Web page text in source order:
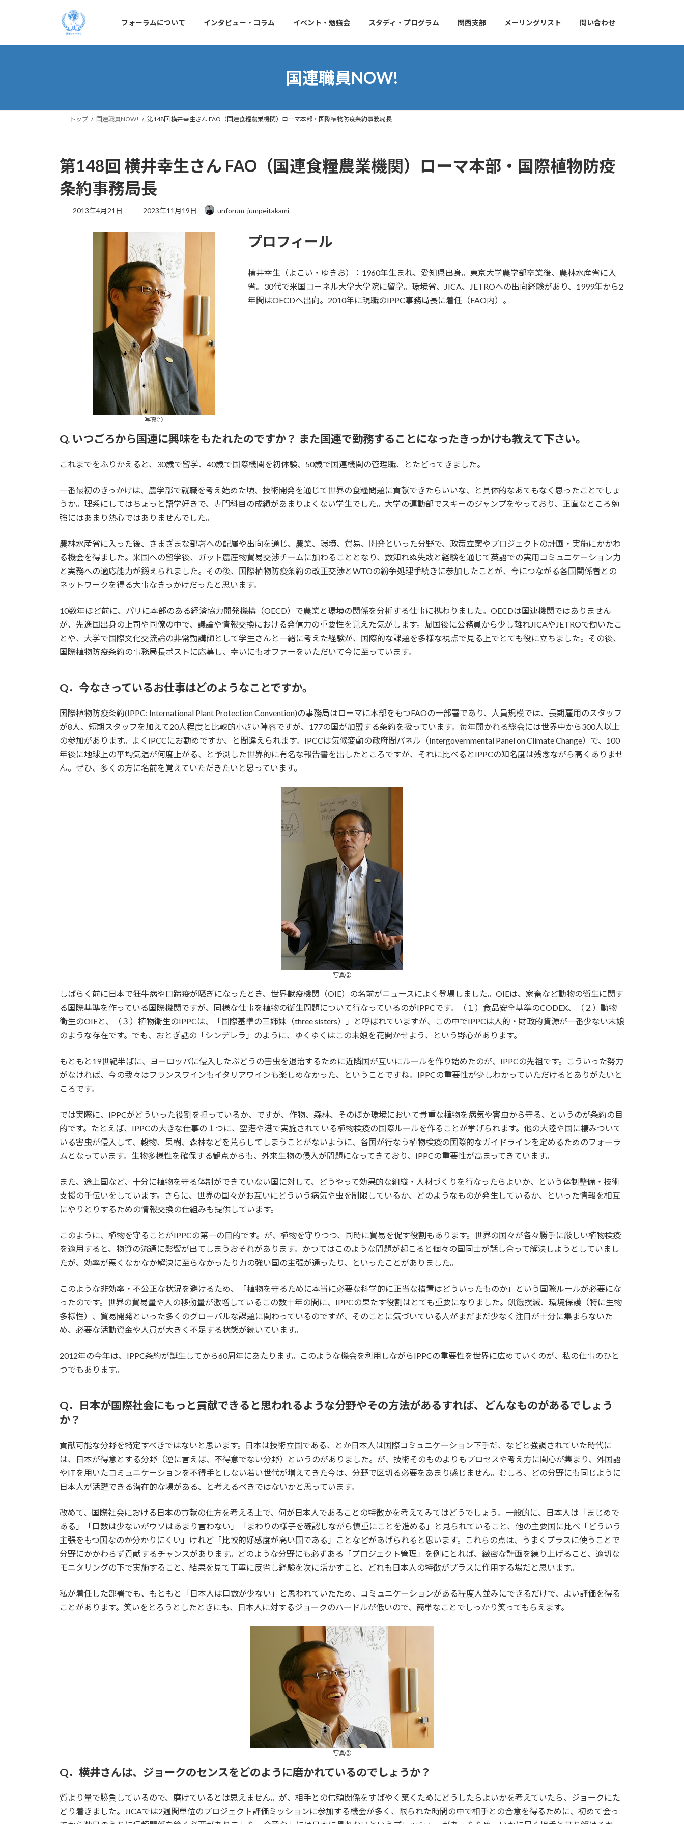
フォーラムについて インタビュー・コラム イベント・勉強会 スタディ・プログラム 関西支部 メーリングリスト 問い合わせ
国連職員NOW!
トップ 国連職員NOW! 第148回 横井幸生さん FAO（国連食糧農業機関）ローマ本部・国際植物防疫条約事務局長
第148回 横井幸生さん FAO（国連食糧農業機関）ローマ本部・国際植物防疫
条約事務局長
2013年4月21日
最
日
時
:
2023年11月19日 unforum_jumpeitakami
写真①
プロフィール
横井幸生（よこい・ゆきお）：1960年生まれ、愛知県出身。東京大学農学部卒業後、農林水産省に入
省。30代で米国コーネル大学大学院に留学。環境省、JICA、JETROへの出向経験があり、1999年から2
年間はOECDへ出向。2010年に現職のIPPC事務局長に着任（FAO内）。
Q. いつごろから国連に興味をもたれたのですか？ また国連で勤務することになったきっかけも教えて下さい。
これまでをふりかえると、30歳で留学、40歳で国際機関を初体験、50歳で国連機関の管理職、とたどってきました。
一番最初のきっかけは、農学部で就職を考え始めた頃、技術開発を通じて世界の食糧問題に貢献できたらいいな、と具体的なあてもなく思ったことでしょ
うか。理系にしてはちょっと語学好きで、専門科目の成績があまりよくない学生でした。大学の運動部でスキーのジャンプをやっており、正直なところ勉
強にはあまり熱心ではありませんでした。
農林水産省に入った後、さまざまな部署への配属や出向を通じ、農業、環境、貿易、開発といった分野で、政策立案やプロジェクトの計画・実施にかかわ
る機会を得ました。米国への留学後、ガット農産物貿易交渉チームに加わることとなり、数知れぬ失敗と経験を通じて英語での実用コミュニケーション力
と実務への適応能力が鍛えられました。その後、国際植物防疫条約の改正交渉とWTOの紛争処理手続きに参加したことが、今につながる各国関係者との
ネットワークを得る大事なきっかけだったと思います。
10数年ほど前に、パリに本部のある経済協力開発機構（OECD）で農業と環境の関係を分析する仕事に携わりました。OECDは国連機関ではありません
が、先進国出身の上司や同僚の中で、議論や情報交換における発信力の重要性を覚えた気がします。帰国後に公務員から少し離れJICAやJETROで働いたこ
とや、大学で国際文化交流論の非常勤講師として学生さんと一緒に考えた経験が、国際的な課題を多様な視点で見る上でとても役に立ちました。その後、
国際植物防疫条約の事務局長ポストに応募し、幸いにもオファーをいただいて今に至っています。
Q．今なさっているお仕事はどのようなことですか。
国際植物防疫条約(IPPC: International Plant Protection Convention)の事務局はローマに本部をもつFAOの一部署であり、人員規模では、長期雇用のスタッフ
が8人、短期スタッフを加えて20人程度と比較的小さい陣容ですが、177の国が加盟する条約を扱っています。毎年開かれる総会には世界中から300人以上
の参加があります。よくIPCCにお勤めですか、と間違えられます。IPCCは気候変動の政府間パネル（Intergovernmental Panel on Climate Change）で、100
年後に地球上の平均気温が何度上がる、と予測した世界的に有名な報告書を出したところですが、それに比べるとIPPCの知名度は残念ながら高くありませ
ん。ぜひ、多くの方に名前を覚えていただきたいと思っています。
写真②
しばらく前に日本で狂牛病や口蹄疫が騒ぎになったとき、世界獣疫機関（OIE）の名前がニュースによく登場しました。OIEは、家畜など動物の衛生に関す
る国際基準を作っている国際機関ですが、同様な仕事を植物の衛生問題について行なっているのがIPPCです。（１）食品安全基準のCODEX、（２）動物
衛生のOIEと、（３）植物衛生のIPPCは、「国際基準の三姉妹（three sisters）」と呼ばれていますが、この中でIPPCは人的・財政的資源が一番少ない末娘
のような存在です。でも、おとぎ話の「シンデレラ」のように、ゆくゆくはこの末娘を花開かせよう、という野心があります。
もともと19世紀半ばに、ヨーロッパに侵入したぶどうの害虫を退治するために近隣国が互いにルールを作り始めたのが、IPPCの先祖です。こういった努力
がなければ、今の我々はフランスワインもイタリアワインも楽しめなかった、ということですね。IPPCの重要性が少しわかっていただけるとありがたいと
ころです。
では実際に、IPPCがどういった役割を担っているか、ですが、作物、森林、そのほか環境において貴重な植物を病気や害虫から守る、というのが条約の目
的です。たとえば、IPPCの大きな仕事の１つに、空港や港で実施されている植物検疫の国際ルールを作ることが挙げられます。他の大陸や国に棲みついて
いる害虫が侵入して、穀物、果樹、森林などを荒らしてしまうことがないように、各国が行なう植物検疫の国際的なガイドラインを定めるためのフォーラ
ムとなっています。生物多様性を確保する観点からも、外来生物の侵入が問題になってきており、IPPCの重要性が高まってきています。
また、途上国など、十分に植物を守る体制ができていない国に対して、どうやって効果的な組織・人材づくりを行なったらよいか、という体制整備・技術
支援の手伝いをしています。さらに、世界の国々がお互いにどういう病気や虫を制限しているか、どのようなものが発生しているか、といった情報を相互
にやりとりするための情報交換の仕組みも提供しています。
このように、植物を守ることがIPPCの第一の目的です。が、植物を守りつつ、同時に貿易を促す役割もあります。世界の国々が各々勝手に厳しい植物検疫
を適用すると、物資の流通に影響が出てしまうおそれがあります。かつてはこのような問題が起こると個々の国同士が話し合って解決しようとしていまし
たが、効率が悪くなかなか解決に至らなかったり力の強い国の主張が通ったり、といったことがありました。
このような非効率・不公正な状況を避けるため、「植物を守るために本当に必要な科学的に正当な措置はどういったものか」という国際ルールが必要にな
ったのです。世界の貿易量や人の移動量が激増しているこの数十年の間に、IPPCの果たす役割はとても重要になりました。飢餓撲滅、環境保護（特に生物
多様性）、貿易開発といった多くのグローバルな課題に関わっているのですが、そのことに気づいている人がまだまだ少なく注目が十分に集まらないた
め、必要な活動資金や人員が大きく不足する状態が続いています。
2012年の今年は、IPPC条約が誕生してから60周年にあたります。このような機会を利用しながらIPPCの重要性を世界に広めていくのが、私の仕事のひと
つでもあります。
Q．日本が国際社会にもっと貢献できると思われるような分野やその方法があるすれば、どんなものがあるでしょう
か？
貢献可能な分野を特定すべきではないと思います。日本は技術立国である、とか日本人は国際コミュニケーション下手だ、などと強調されていた時代に
は、日本が得意とする分野（逆に言えば、不得意でない分野）というのがありました。が、技術そのものよりもプロセスや考え方に関心が集まり、外国語
やITを用いたコミュニケーションを不得手としない若い世代が増えてきた今は、分野で区切る必要をあまり感じません。むしろ、どの分野にも同じように
日本人が活躍できる潜在的な場がある、と考えるべきではないかと思っています。
改めて、国際社会における日本の貢献の仕方を考える上で、何が日本人であることの特徴かを考えてみてはどうでしょう。一般的に、日本人は「まじめで
ある」「口数は少ないがウソはあまり言わない」「まわりの様子を確認しながら慎重にことを進める」と見られていること、他の主要国に比べ「どういう
主張をもつ国なのか分かりにくい」けれど「比較的好感度が高い国である」ことなどがあげられると思います。これらの点は、うまくプラスに使うことで
分野にかかわらず貢献するチャンスがあります。どのような分野にも必ずある「プロジェクト管理」を例にとれば、緻密な計画を練り上げること、適切な
モニタリングの下で実施すること、結果を見て丁寧に反省し経験を次に活かすこと、どれも日本人の特徴がプラスに作用する場だと思います。
私が着任した部署でも、もともと「日本人は口数が少ない」と思われていたため、コミュニケーションがある程度人並みにできるだけで、よい評価を得る
ことがあります。笑いをとろうとしたときにも、日本人に対するジョークのハードルが低いので、簡単なことでしっかり笑ってもらえます。
写真③
Q．横井さんは、ジョークのセンスをどのように磨かれているのでしょうか？
質より量で勝負しているので、磨けているとは思えません。が、相手との信頼関係をすばやく築くためにどうしたらよいかを考えていたら、ジョークにた
どり着きました。JICAでは2週間単位のプロジェクト評価ミッションに参加する機会が多く、限られた時間の中で相手との合意を得るために、初めて会っ